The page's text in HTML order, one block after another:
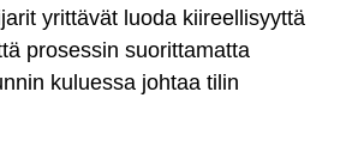
yrittävät luoda kiireellisyyttä
prosessin suorittamatta
kuluessa johtaa tilin